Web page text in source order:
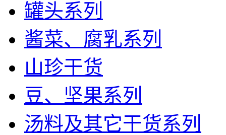
罐头系列
酱菜、腐乳系列
山珍干货
豆、坚果系列
汤料及其它干货系列